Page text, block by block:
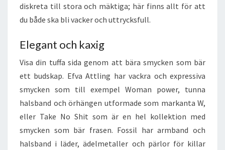
diskreta till stora och mäktiga; här finns allt för att
du både ska bli vacker och uttrycksfull.
Elegant och kaxig
Visa din tuffa sida genom att bära smycken som bär
ett budskap. Efva Attling har vackra och expressiva
smycken som till exempel Woman power, tunna
halsband och örhängen utformade som markanta W,
eller Take No Shit som är en hel kollektion med
smycken som bär frasen. Fossil har armband och
halsband i läder, ädelmetaller och pärlor för killar